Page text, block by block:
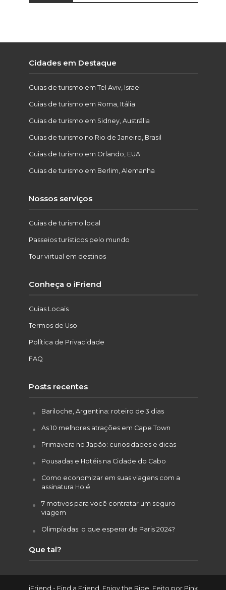
Cidades em Destaque
Guias de turismo em Tel Aviv, Israel
Guias de turismo em Roma, Itália
Guias de turismo em Sidney, Austrália
Guias de turismo no Rio de Janeiro, Brasil
Guias de turismo em Orlando, EUA
Guias de turismo em Berlim, Alemanha
Nossos serviços
Guias de turismo local
Passeios turísticos pelo mundo
Tour virtual em destinos
Conheça o iFriend
Guias Locais
Termos de Uso
Política de Privacidade
FAQ
Posts recentes
Bariloche, Argentina: roteiro de 3 dias
As 10 melhores atrações em Cape Town
Primavera no Japão: curiosidades e dicas
Pousadas e Hotéis na Cidade do Cabo
Como economizar em suas viagens com a
assinatura Holé
7 motivos para você contratar um seguro
viagem
Olimpíadas: o que esperar de Paris 2024?
Que tal?
iFriend - Find a Friend. Enjoy the Ride. Feito por Pink